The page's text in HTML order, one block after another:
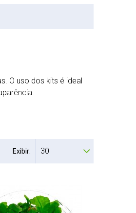
O uso dos kits é ideal
Exibir: 30